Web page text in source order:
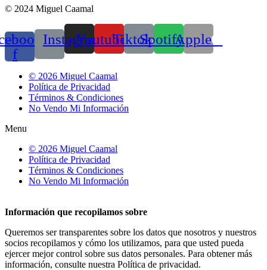
© 2024 Miguel Caamal
f
Instagram
YoutubeTiktokSpotifyApple
© 2026 Miguel Caamal
Política de Privacidad
Términos & Condiciones
No Vendo Mi Información
Menu
© 2026 Miguel Caamal
Política de Privacidad
Términos & Condiciones
No Vendo Mi Información
Información que recopilamos sobre
Queremos ser transparentes sobre los datos que nosotros y nuestros
socios recopilamos y cómo los utilizamos, para que usted pueda
ejercer mejor control sobre sus datos personales. Para obtener más
información, consulte nuestra Política de privacidad.